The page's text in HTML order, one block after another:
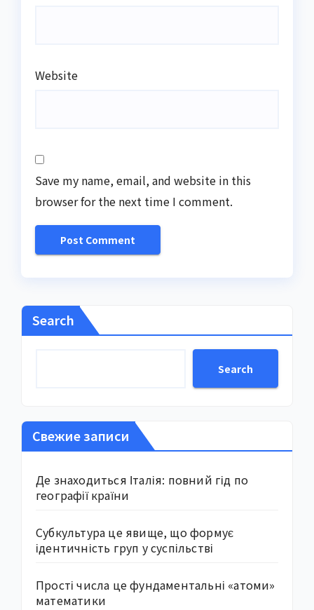
Website
Save my name, email, and website in this
browser for the next time I comment.
Search
Search
Свежие записи
Де знаходиться Італія: повний гід по
географії країни
Субкультура це явище, що формує
ідентичність груп у суспільстві
Прості числа це фундаментальні «атоми»
математики